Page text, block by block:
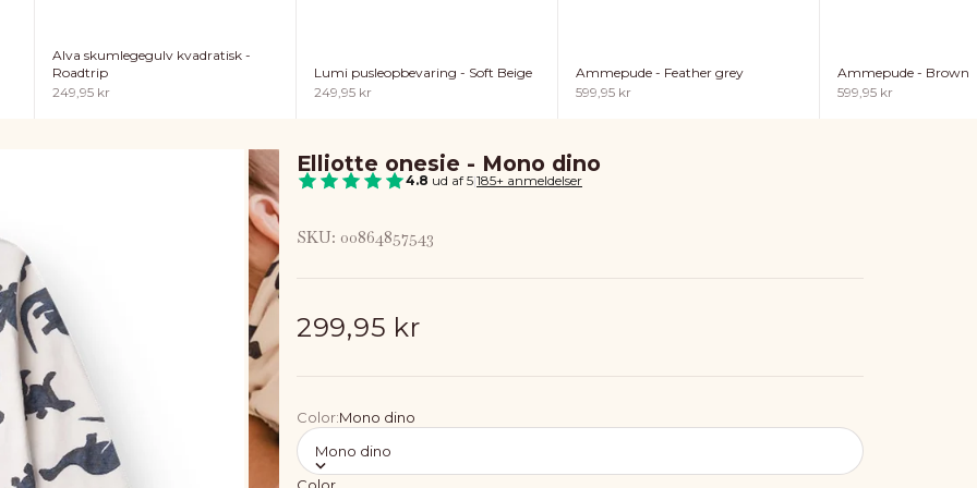
Alva skumlegegulv kvadratisk -
Roadtrip
Salgspris
249,95 kr
Lumi pusleopbevaring - Soft Beige
Salgspris
249,95 kr
Ammepude - Feather grey
Salgspris
599,95 kr
Ammepude - Brown
Salgspris
599,95 kr
Elliotte onesie - Mono dino
4.8 ud af 5|185+ anmeldelser
SKU: 00864857543
Salgspris
299,95 kr
Color:Mono dino
Mono dino